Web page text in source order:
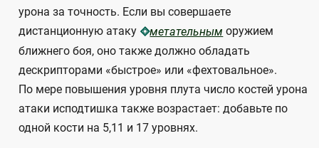
урона за точность. Если вы совершаете
дистанционную атаку
метательным оружием
ближнего боя, оно также должно обладать
дескрипторами «быстрое» или «фехтовальное».
По мере повышения уровня плута число костей урона
атаки исподтишка также возрастает: добавьте по
одной кости на 5,11 и 17 уровнях.